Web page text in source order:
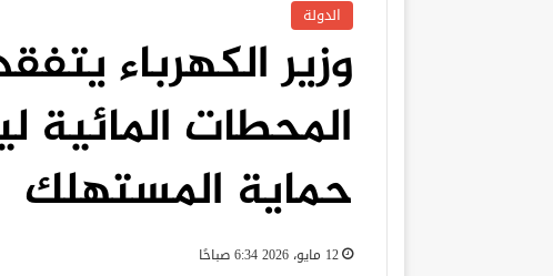
الدولة
وزير الكهرباء
المحطات المائية
حماية المستهلك
12 مايو، 2026 6:34 صباحًا